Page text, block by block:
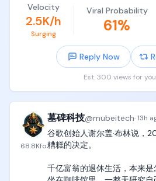
全片薄铺一层日本大型综艺特
戏秀BGM。观众欢呼、掌声
轮滑行声、转盘和电机的低频
湿墙面摩擦声、湿乙烯基摩
各自与对应动作同步。解说
语，除指定说话者外不让任
步。台词期间BGM和欢呼自
【机位与剪辑】
自然多机位电视转播，只用
钢丝摄像机、轨道摄像机、水
道所在的镜头必须选用能明确
Velocity
2.5K/h
Surging
Viral Probability
61%
Reply Now
Est. 300 views for
68.8Kfo
墓碑科技@mubeitech·13h
谷歌创始人谢尔盖·布林说，
糟糕的决定。
千亿富翁的退休生活，本来是